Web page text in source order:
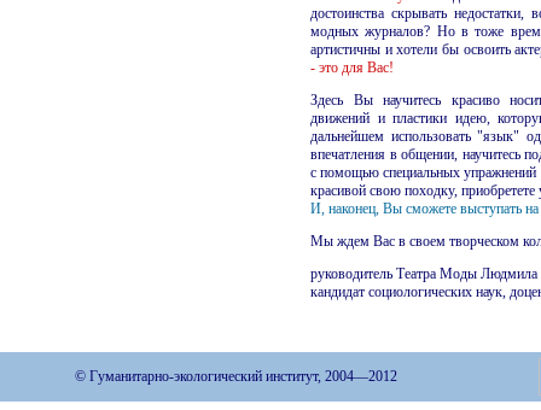
достоинства скрывать
модных журналов? Но в тоже
артистичны и хотели бы освоить
- это для Вас!
Здесь Вы научитесь красиво
движений и пластики идею,
дальнейшем использовать "язык"
впечатления в общении, научитесь
с помощью специальных упражнений
красивой свою походку, приобретете
И, наконец, Вы сможете выступать на
Мы ждем Вас в своем творческом
руководитель Театра Моды Людмила
кандидат социологических наук,
© Гуманитарно-экологический институт, 2004—2012